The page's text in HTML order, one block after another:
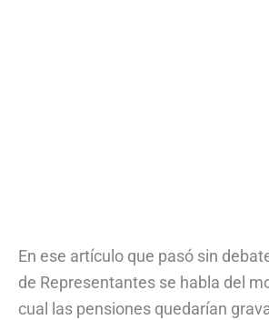
En ese artículo que pasó sin
de Representantes se habla del
cual las pensiones quedarían